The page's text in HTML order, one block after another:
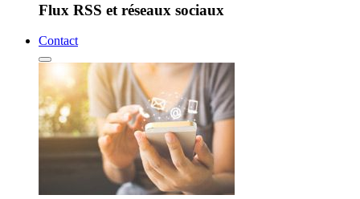
Flux RSS et réseaux sociaux
Contact